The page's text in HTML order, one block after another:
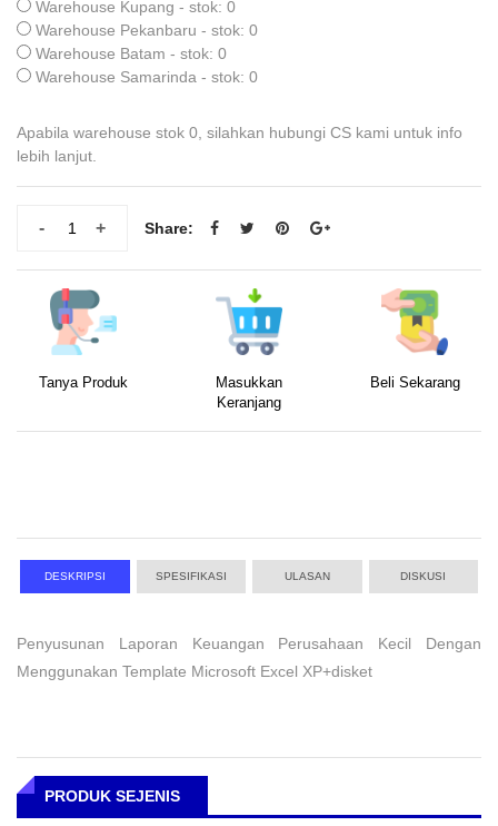
Warehouse Kupang - stok: 0
Warehouse Pekanbaru - stok: 0
Warehouse Batam - stok: 0
Warehouse Samarinda - stok: 0
Apabila warehouse stok 0, silahkan hubungi CS kami untuk info
lebih lanjut.
+
- Share:
Tanya Produk
Masukkan
Keranjang
Beli Sekarang
DESKRIPSI SPESIFIKASI ULASAN DISKUSI
Penyusunan Laporan Keuangan Perusahaan Kecil Dengan
Menggunakan Template Microsoft Excel XP+disket
PRODUK SEJENIS